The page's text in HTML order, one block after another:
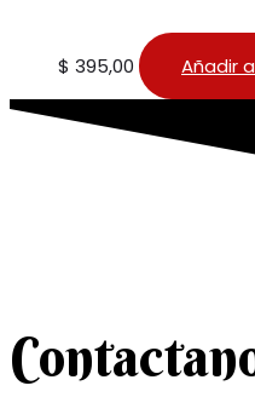
$ 395,00 Añadir